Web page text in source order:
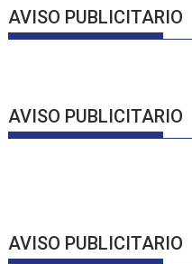
AVISO PUBLICITARIO
AVISO PUBLICITARIO
AVISO PUBLICITARIO